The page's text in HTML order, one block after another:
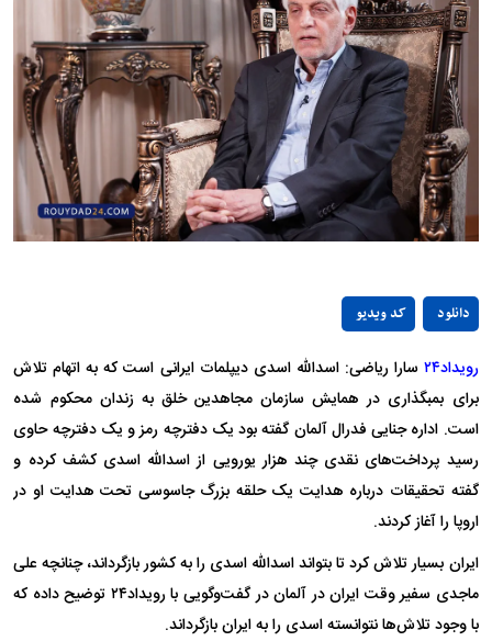
Video
کد ویدیو دانلود
رویداد۲۴
سارا ریاضی: اسدالله اسدی دیپلمات ایرانی است که به اتهام تلاش
برای بمبگذاری در همایش سازمان مجاهدین خلق به زندان محکوم شده
است. اداره جنایی فدرال آلمان گفته بود یک دفترچه رمز و یک دفترچه حاوی
رسید پرداخت‌های نقدی چند هزار یورویی از اسدالله اسدی کشف کرده و
گفته تحقیقات درباره هدایت یک حلقه بزرگ جاسوسی تحت هدایت او در
اروپا را آغاز کردند.
ایران بسیار تلاش کرد تا بتواند اسدالله اسدی را به کشور بازگرداند، چنانچه علی
ماجدی سفیر وقت ایران در آلمان در گفت‌وگویی با رویداد۲۴ توضیح داده که
با وجود تلاش‌ها نتوانسته اسدی را به ایران بازگرداند.